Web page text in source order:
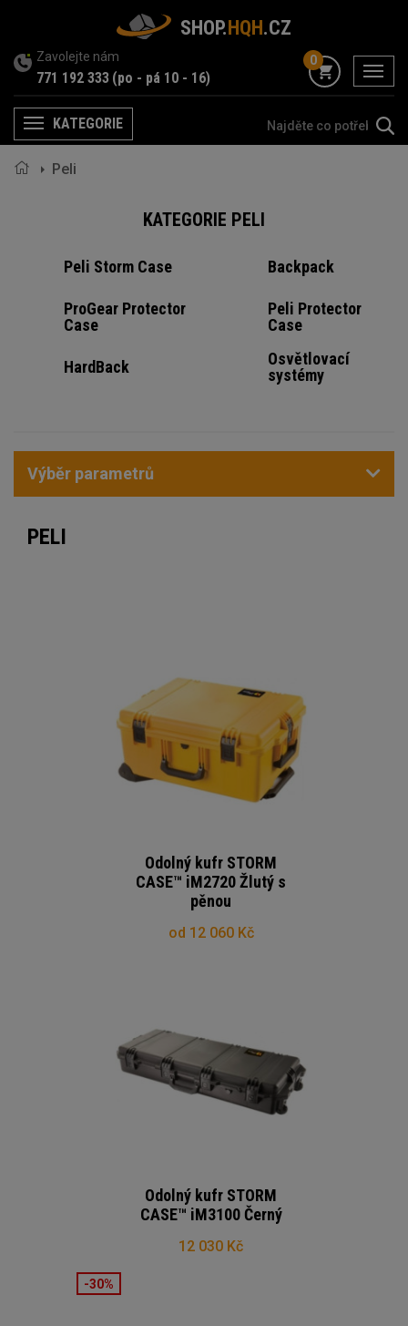
SHOP.HQH.CZ
Zavolejte nám
771 192 333 (po - pá 10 - 16) menu
0
MenuKATEGORIE
Peli
KATEGORIE PELI
Peli Storm Case Backpack
ProGear Protector
Case
Peli Protector
Case
HardBack
Osvětlovací
systémy
Výběr parametrů
PELI
Odolný kufr STORM
CASE™ iM2720 Žlutý s
pěnou
od 12 060 Kč
Odolný kufr STORM
CASE™ iM3100 Černý
12 030 Kč
-30%